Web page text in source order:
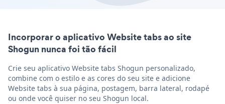
Incorporar o aplicativo Website tabs ao site
Shogun nunca foi tão fácil
Crie seu aplicativo Website tabs Shogun personalizado,
combine com o estilo e as cores do seu site e adicione
Website tabs à sua página, postagem, barra lateral, rodapé
ou onde você quiser no seu Shogun local.